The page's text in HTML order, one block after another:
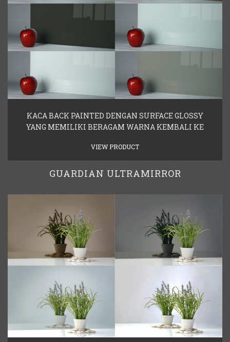
KACA BACK PAINTED DENGAN SURFACE GLOSSY
YANG MEMILIKI BERAGAM WARNA KEMBALI KE
VIEW PRODUCT
GUARDIAN ULTRAMIRROR